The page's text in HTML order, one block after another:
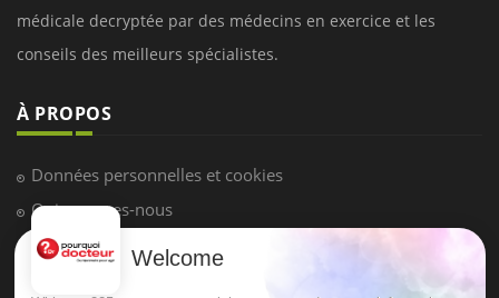
médicale decryptée par des médecins en exercice et les
conseils des meilleurs spécialistes.
À PROPOS
Données personnelles et cookies
Qui sommes-nous
Conditions d'utilisation
Welcome